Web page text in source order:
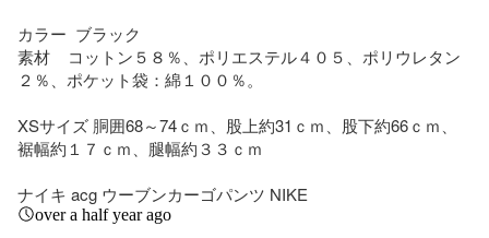
カラー  ブラック
素材    コットン５８％、ポリエステル４０５、ポリウレタン
２％、ポケット袋：綿１００％。
XSサイズ 胴囲68～74ｃｍ、股上約31ｃｍ、股下約66ｃｍ、
裾幅約１７ｃｍ、腿幅約３３ｃｍ
ナイキ acg ウーブンカーゴパンツ NIKE
over a half year ago